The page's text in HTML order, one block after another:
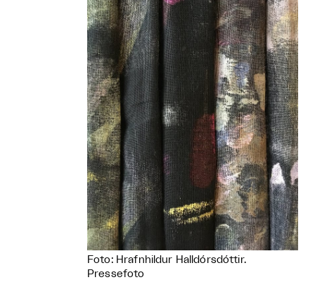
Foto: Hrafnhildur Halldórsdóttir.
Pressefoto